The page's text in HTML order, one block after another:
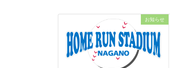
お知らせ